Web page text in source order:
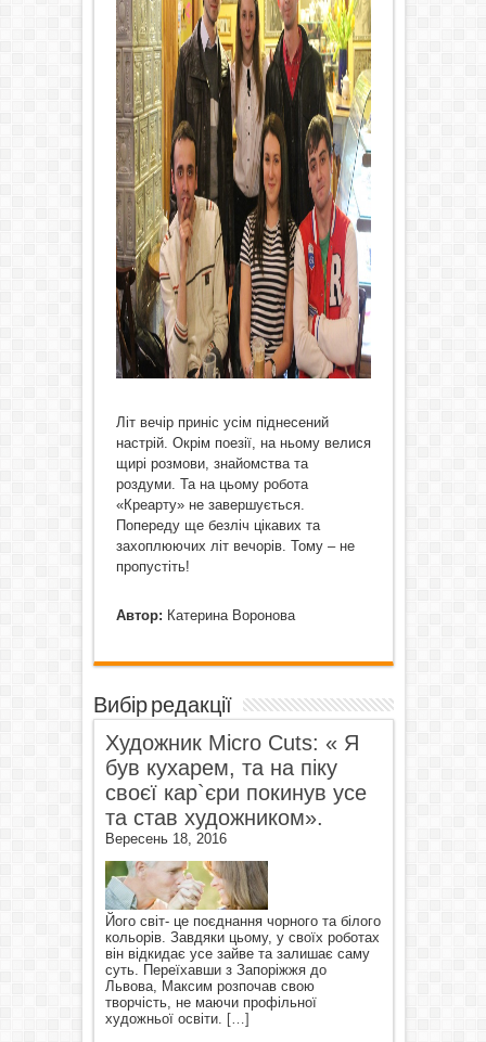
Літ вечір приніс усім піднесений
настрій. Окрім поезії, на ньому велися
щирі розмови, знайомства та
роздуми. Та на цьому робота
«Креарту» не завершується.
Попереду ще безліч цікавих та
захоплюючих літ вечорів. Тому – не
пропустіть!
Автор: Катерина Воронова
Вибір редакції
Художник Micro Cuts: « Я
був кухарем, та на піку
своєї кар`єри покинув усе
та став художником».
Вересень 18, 2016
Його світ- це поєднання чорного та білого
кольорів. Завдяки цьому, у своїх роботах
він відкидає усе зайве та залишає саму
суть. Переїхавши з Запоріжжя до
Львова, Максим розпочав свою
творчість, не маючи профільної
художньої освіти. […]